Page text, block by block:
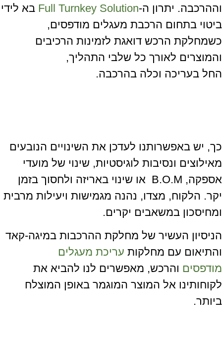
וההרכבה. יתרון ה-Full Turnkey Solution בא לידי
ביטוי בתחום הרכבת מעגלים מודפסים,
כשמחלקת הרכש דואגת לזמינות הרכיבים
והמוצרים לאורך כל שלבי התהליך,
החל בעריכה וכלה בהרכבה.
כך, יש באפשרותנו לעדכן את השינויים הנובעים
מאילוצים ונסיבות לוגיסטיות, שינוי של מועדי
אספקה, B.O.M או שינוי באריזה ולחסוך בזמן
יקר. הלקוח, מצדו, נהנה מגמישות ויעילות מרבית
ומחיסכון במשאבים יקרים.
הניסיון העשיר של מחלקת ההרכבות במיגה-קאד
והתיאום עם מחלקות עריכת מעגלים
מודפסים והרכש, מאפשרים לנו להביא את
לקוחותינו אל המוצר המוגמר באופן המוצלח
ביותר.